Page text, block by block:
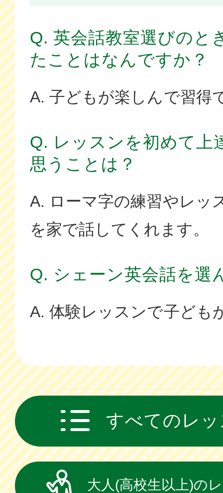
Q. 英会話教室選びのと
たことはなんですか？
A. 子どもが楽しんで習得
Q. レッスンを初めて上
思うことは？
A. ローマ字の練習やレッ
を家で話してくれます。
Q. シェーン英会話を選
A. 体験レッスンで子ども
すべてのレ
大人(高校生以上)の